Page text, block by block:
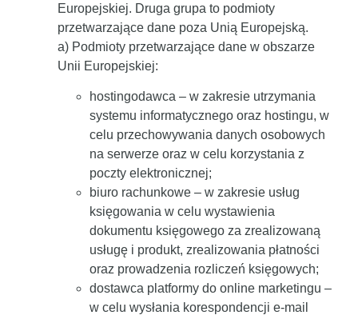
Europejskiej. Druga grupa to podmioty
przetwarzające dane poza Unią Europejską.
a) Podmioty przetwarzające dane w obszarze
Unii Europejskiej:
hostingodawca – w zakresie utrzymania
systemu informatycznego oraz hostingu, w
celu przechowywania danych osobowych
na serwerze oraz w celu korzystania z
poczty elektronicznej;
biuro rachunkowe – w zakresie usług
księgowania w celu wystawienia
dokumentu księgowego za zrealizowaną
usługę i produkt, zrealizowania płatności
oraz prowadzenia rozliczeń księgowych;
dostawca platformy do online marketingu –
w celu wysłania korespondencji e-mail